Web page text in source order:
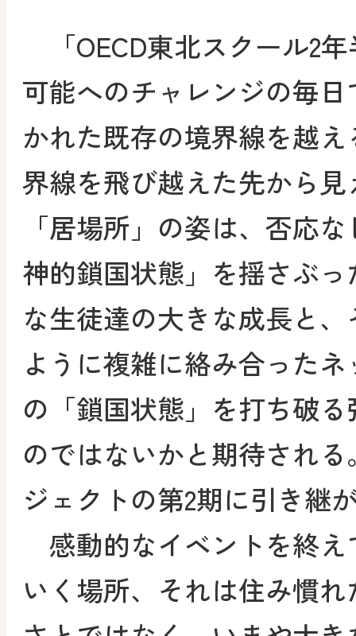
「OECD東北スクール2
可能へのチャレンジの毎
かれた既存の境界線を越
界線を飛び越えた先から
「居場所」の姿は、否応
神的鎖国状態」を揺さぶ
な生徒達の大きな成長と
ように複雑に絡み合った
の「鎖国状態」を打ち破
のではないかと期待され
ジェクトの第2期に引き継
感動的なイベントを終え
いく場所、それは住み慣